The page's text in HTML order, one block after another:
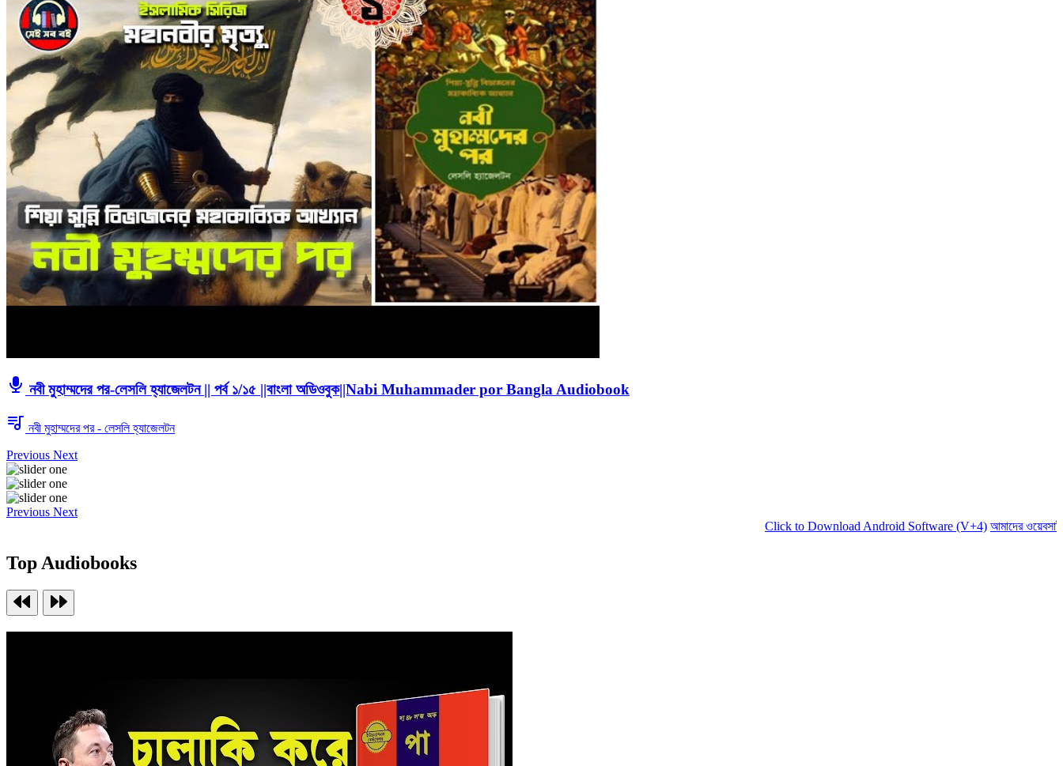
নবী মুহাম্মদের পর-লেসলি হ্যাজেলটন || পর্ব ১/১৫ ||বাংলা অডিওবুক||Nabi Muhammader por Bangla Audiobook
নবী মুহাম্মদের পর - লেসলি হ্যাজেলটন
Previous Next
Previous Next
Click to Download Android Software (V+4) আমাদের ওয়েবসাইট সচল রাখতে
Top Audiobooks